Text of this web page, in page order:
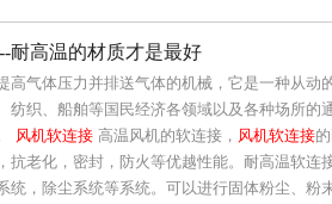
耐高温的材质才是最好
高气体压力并排送气体的机械，它是一种从动
纺织、船舶等国民经济各领域以及各种场所的
风机软连接 高温风机的软连接， 风机软连接
抗老化，密封，防火等优越性能。耐高温软连
统，除尘系统等系统。可以进行固体粉尘、粉